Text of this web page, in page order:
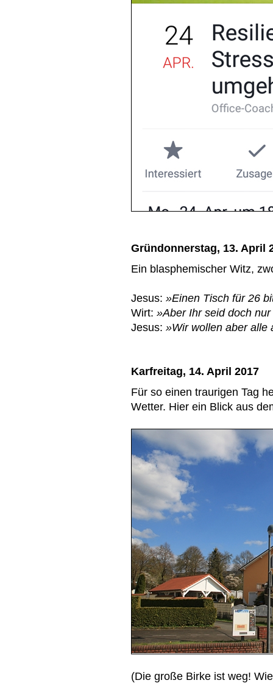
Gründonnerstag, 13. April
Ein blasphemischer Witz,
Jesus: »Einen Tisch für 26
Wirt: »Aber Ihr seid doch
Jesus: »Wir wollen aber alle
Karfreitag, 14. April 2017
Für so einen traurigen Tag
Wetter. Hier ein Blick aus
(Die große Birke ist weg!